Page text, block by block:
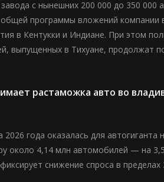
с нынешних 200 000 до 350
общей программы вложений
в Кентукки и Индиане. При этом
выпущенных в Тихуане, продолжат
растаможка авто во
года оказалась для
около 4,14 млн автомобилей — на
снижение спроса в пределах